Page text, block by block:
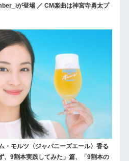
が登場 ／ CM楽曲は神宮寺勇太プ
・モルツ〈ジャパニーズエール〉香る
、9割本実践してみた」篇、「9割本の